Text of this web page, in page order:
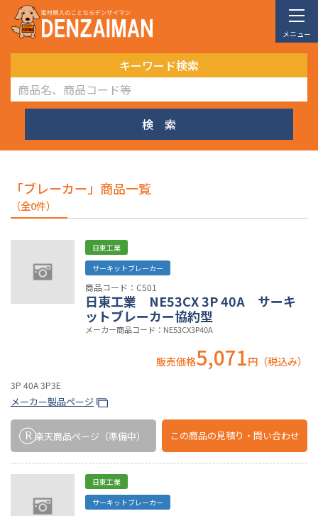
メニュー
キーワード検索
検 索
「ブレーカー」商品一覧
（全0件）
日東工業
サーキットブレーカー
商品コード：C501
日東工業 NE53CX 3P 40A サーキ
ットブレーカー協約型
メーカー商品コード：NE53CX3P40A
販売価格5,071円（税込み）
3P 40A 3P3E
メーカー製品ページ
楽天商品ページ （準備中） この商品の見積り・問い合わせ
日東工業
サーキットブレーカー